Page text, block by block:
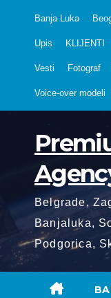
Banja Luka
Upis KLIJENTI
Vesti Fotograf
Voice-over modeli
Belgrade,
Banjaluka,
Podgorica,